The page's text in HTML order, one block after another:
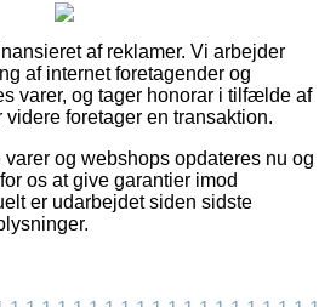
af reklamer. Vi arbejder
af internet foretagender og
varer, og tager honorar i tilfælde af
foretager en transaktion.
og webshops opdateres nu og
os at give garantier imod
er udarbejdet siden sidste